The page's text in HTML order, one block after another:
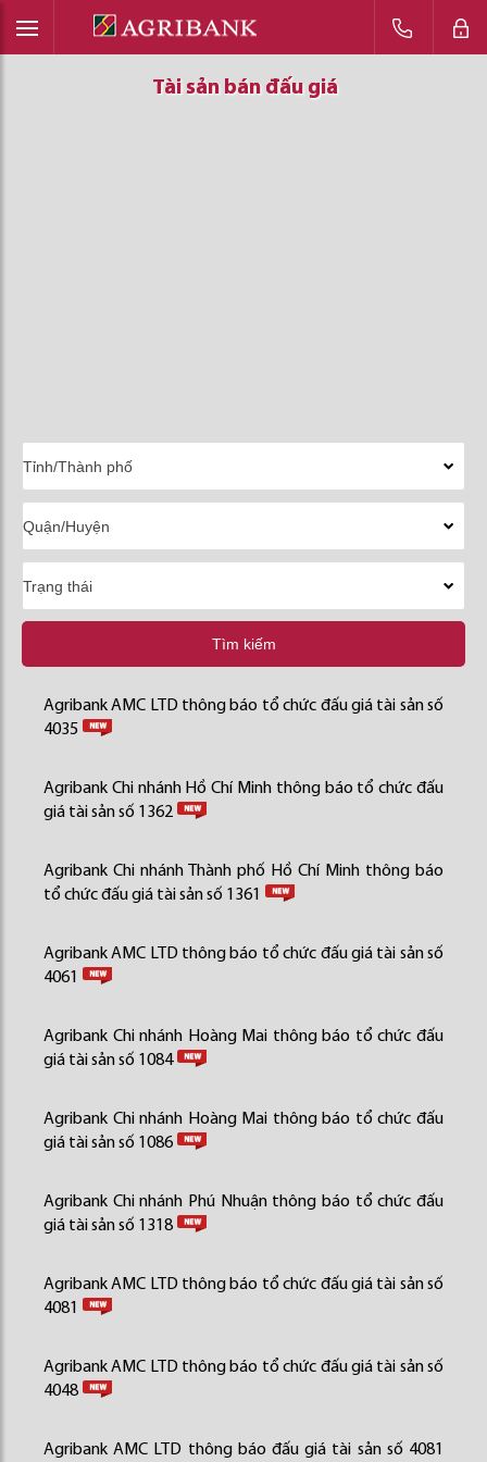
Tài sản bán đấu giá
Tài sản bán đấu giá
Tài sản bán đấu giá
Tìm kiếm
Agribank AMC LTD thông báo tổ chức đấu giá tài sản số
4035
Agribank Chi nhánh Hồ Chí Minh thông báo tổ chức đấu
giá tài sản số 1362
Agribank Chi nhánh Thành phố Hồ Chí Minh thông báo
tổ chức đấu giá tài sản số 1361
Agribank AMC LTD thông báo tổ chức đấu giá tài sản số
4061
Agribank Chi nhánh Hoàng Mai thông báo tổ chức đấu
giá tài sản số 1084
Agribank Chi nhánh Hoàng Mai thông báo tổ chức đấu
giá tài sản số 1086
Agribank Chi nhánh Phú Nhuận thông báo tổ chức đấu
giá tài sản số 1318
Agribank AMC LTD thông báo tổ chức đấu giá tài sản số
4081
Agribank AMC LTD thông báo tổ chức đấu giá tài sản số
4048
Agribank AMC LTD thông báo đấu giá tài sản số 4081